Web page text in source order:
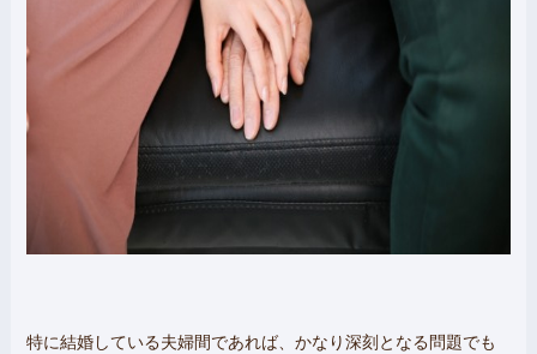
特に結婚している夫婦間であれば、かなり深刻となる問題でも